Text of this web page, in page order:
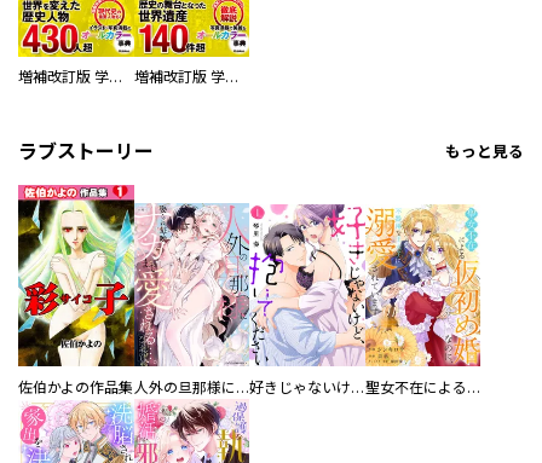
増補改訂版 学研まんが NEW世界の歴史 別巻 人物学習事典 増補改訂版 学研まんが NEW世界の歴史 別巻 世界遺産学習事典
ラブストーリー もっと見る
佐伯かよの作品集 人外の旦那様に娶られ毎晩ナカまで愛される…。アンソロジー 好きじゃないけど、抱いてください【電子単行本版／特典おまけ付き】 聖女不在による仮初め婚なのに、不器用な王太子に溺愛されています【電子単行本版／特典おまけ付き】